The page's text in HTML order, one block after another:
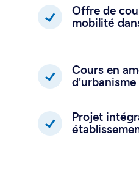
Offre de
mobilité
Cours en
Projet